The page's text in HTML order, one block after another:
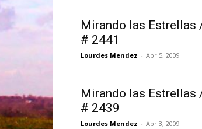
Mirando las Estrellas
# 2441
Lourdes Mendez - Abr 5, 2009
Mirando las Estrellas
# 2439
Lourdes Mendez - Abr 3, 2009